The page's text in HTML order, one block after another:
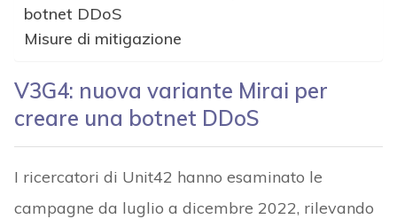
botnet DDoS
Misure di mitigazione
V3G4: nuova variante Mirai per
creare una botnet DDoS
I ricercatori di Unit42 hanno esaminato le
campagne da luglio a dicembre 2022, rilevando